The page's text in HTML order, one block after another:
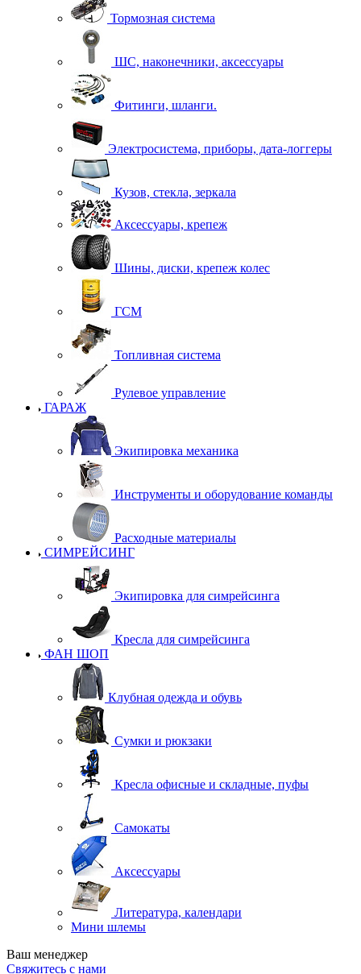
Тормозная система
ШС, наконечники, аксессуары
Фитинги, шланги.
Электросистема, приборы, дата-логгеры
Кузов, стекла, зеркала
Аксессуары, крепеж
Шины, диски, крепеж колес
ГСМ
Топливная система
Рулевое управление
ГАРАЖ
Экипировка механика
Инструменты и оборудование команды
Расходные материалы
СИМРЕЙСИНГ
Экипировка для симрейсинга
Кресла для симрейсинга
ФАН ШОП
Клубная одежда и обувь
Сумки и рюкзаки
Кресла офисные и складные, пуфы
Самокаты
Аксессуары
Литература, календари
Мини шлемы
Ваш менеджер
Свяжитесь с нами